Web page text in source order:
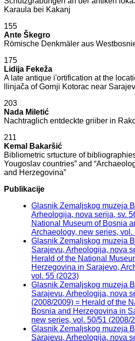
Karaula bei Kakanj
155
Ante Škegro
Römische Denkmäler aus
175
Lidija Fekeža
A late antique i'ortification at the
llinjača of Gornji Kotorac near
203
Nada Miletić
Nachtraglich entdeckte griiber in
211
Kemal Bakaršić
Bibliometric srtucture of
Yougoslav countries” and
and Herzegovina”
Publikacije
Glasnik Zemaljskog muzeja
Arheologija, nova serija, sv.
National Museum of Bosnia
Archaeology, new series, vol.
Glasnik Zemaljskog muzeja
Sarajevu, Arheologija, nova
Herald of the National
Herzegovina in Sarajevo,
vol. 55 (2023)
Glasnik Zemaljskog muzeja
Sarajevu, Arheologija, nova
(2008/2009) = Herald of the
Bosnia and Herzegovina in
new series, vol. 50/51 (2008/
Glasnik Zemaljskog muzeja
Sarajevu, Arheologija, nova